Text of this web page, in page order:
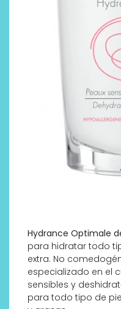
Hydrance Optimale
para hidratar todo
extra. No
especializado en el
sensibles y
para todo tipo de